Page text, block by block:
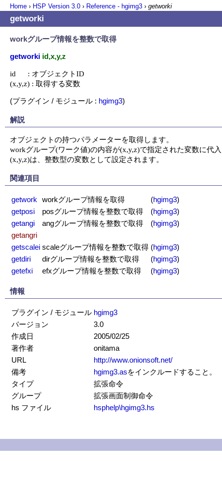
Home › HSP Version 3.0 › Reference - hgimg3 › getworki
getworki
workグループ情報を整数で取得
getworki id,x,y,z
id      : オブジェクトID
(x,y,z) : 取得する変数
(プラグイン / モジュール : hgimg3)
解説
オブジェクトの持つパラメーターを取得します。
workグループ(ワーク値)の内容が(x,y,z)で指定された変数に代
(x,y,z)は、整数型の変数として設定されます。
関連項目
getwork workグループ情報を取得 (hgimg3)
getposi
posグループ情報を整数で取得 (hgimg3)
getangi
angグループ情報を整数で取得 (hgimg3)
getangri
getscalei scaleグループ情報を整数で取得 (hgimg3)
getdiri
dirグループ情報を整数で取得 (hgimg3)
getefxi
efxグループ情報を整数で取得 (hgimg3)
情報
プラグイン / モジュール hgimg3
バージョン
3.0
作成日
2005/02/25
著作者
onitama
URL
http://www.onionsoft.net/
備考
hgimg3.asをインクルードすること。
タイプ
拡張命令
グループ
拡張画面制御命令
hs ファイル
hsphelp\hgimg3.hs